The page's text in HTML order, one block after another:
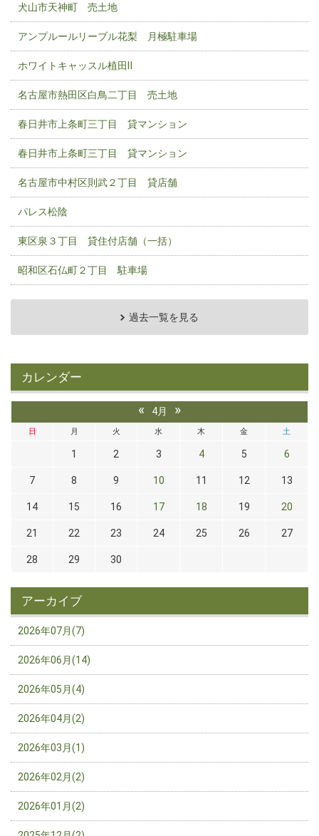
犬山市天神町 売土地
アンプルールリーブル花梨 月極駐車場
ホワイトキャッスル植田Ⅱ
名古屋市熱田区白鳥二丁目 売土地
春日井市上条町三丁目 貸マンション
春日井市上条町三丁目 貸マンション
名古屋市中村区則武２丁目 貸店舗
パレス松陰
東区泉３丁目 貸住付店舗（一括）
昭和区石仏町２丁目 駐車場
過去一覧を見る
カレンダー
« 4月 »
日 月 火 水 木 金 土
1 2 3 4 5 6
7 8 9 10 11 12 13
14 15 16 17 18 19 20
21 22 23 24 25 26 27
28 29 30
アーカイブ
2026年07月(7)
2026年06月(14)
2026年05月(4)
2026年04月(2)
2026年03月(1)
2026年02月(2)
2026年01月(2)